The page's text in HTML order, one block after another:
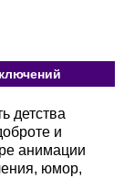
детства
и
анимации
юмор,